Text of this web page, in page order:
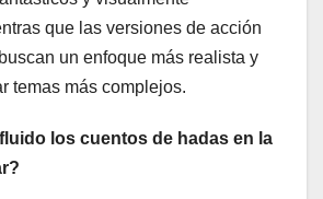
que las versiones de acción
un enfoque más realista y
temas más complejos.
los cuentos de hadas en la